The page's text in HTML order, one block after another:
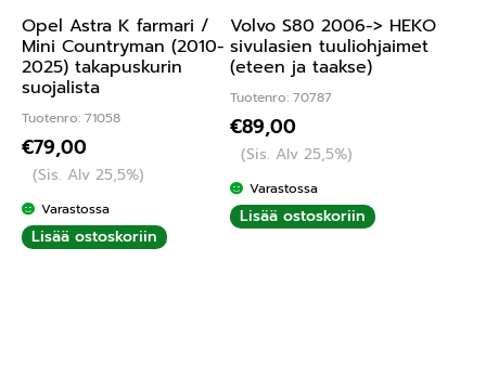
Opel Astra K farmari /
Mini Countryman (2010-
2025) takapuskurin
suojalista
Tuotenro: 71058
€79,00
(Sis. Alv 25,5%)
Varastossa
Lisää ostoskoriin
Volvo S80 2006-> HEKO
sivulasien tuuliohjaimet
(eteen ja taakse)
Tuotenro: 70787
€89,00
(Sis. Alv 25,5%)
Varastossa
Lisää ostoskoriin